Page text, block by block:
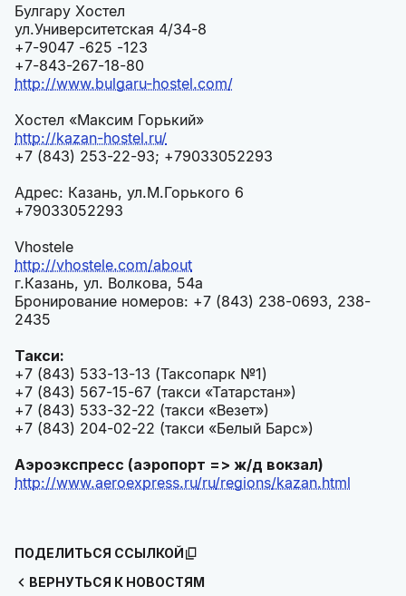
Булгару Хостел
ул.Университетская 4/34-8
+7-9047 -625 -123
+7-843-267-18-80
http://www.bulgaru-hostel.com/
Хостел «Максим Горький»
http://kazan-hostel.ru/
+7 (843) 253-22-93; +79033052293
Адрес: Казань, ул.М.Горького 6
+79033052293
Vhostele
http://vhostele.com/about
г.Казань, ул. Волкова, 54а
Бронирование номеров: +7 (843) 238-0693, 238-
2435
Такси:
+7 (843) 533-13-13 (Таксопарк №1)
+7 (843) 567-15-67 (такси «Татарстан»)
+7 (843) 533-32-22 (такси «Везет»)
+7 (843) 204-02-22 (такси «Белый Барс»)
Аэроэкспресс (аэропорт => ж/д вокзал)
http://www.aeroexpress.ru/ru/regions/kazan.html
ВЕРНУТЬСЯ К НОВОСТЯМ
ПОДЕЛИТЬСЯ ССЫЛКОЙ